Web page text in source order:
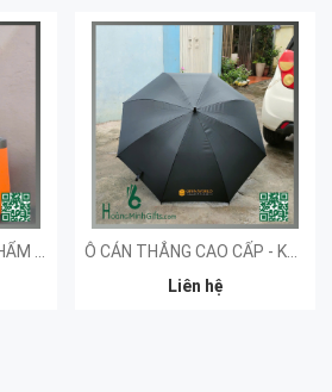
BỘ QUÀ TẶNG 2 SẢN PHẨM - KHÁCH HÀNG VTV
Ô CÁN THẲNG CAO CẤP - KHÁCH HÀNG OPEN WORLD
Liên hệ